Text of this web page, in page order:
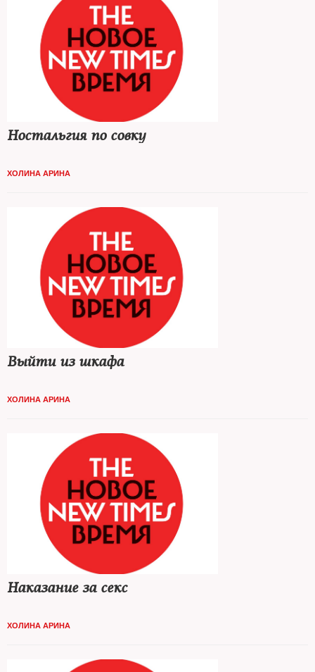
Ностальгия по совку
ХОЛИНА АРИНА
Выйти из шкафа
ХОЛИНА АРИНА
Наказание за секс
ХОЛИНА АРИНА